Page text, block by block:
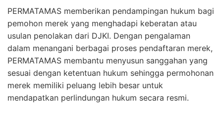
PERMATAMAS memberikan pendampingan hukum bagi
pemohon merek yang menghadapi keberatan atau
usulan penolakan dari DJKI. Dengan pengalaman
dalam menangani berbagai proses pendaftaran merek,
PERMATAMAS membantu menyusun sanggahan yang
sesuai dengan ketentuan hukum sehingga permohonan
merek memiliki peluang lebih besar untuk
mendapatkan perlindungan hukum secara resmi.